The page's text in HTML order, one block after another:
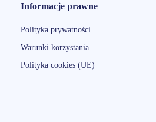
Informacje prawne
Polityka prywatności
Warunki korzystania
Polityka cookies (UE)